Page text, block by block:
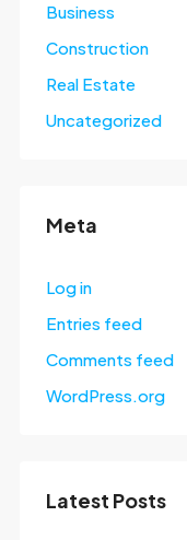
Business
Construction
Real Estate
Uncategorized
Meta
Log in
Entries feed
Comments feed
WordPress.org
Latest Posts